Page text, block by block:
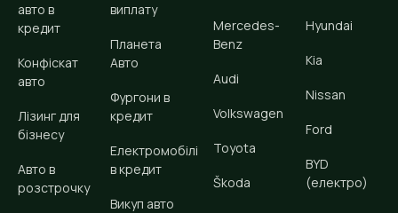
авто в
кредит
Конфіскат
авто
Лізинг для
бізнесу
Авто в
розстрочку
виплату
Планета
Авто
Фургони в
кредит
Електромобілі
в кредит
Викуп авто
Mercedes-
Benz
Audi
Volkswagen
Toyota
Škoda
Hyundai
Kia
Nissan
Ford
BYD
(електро)